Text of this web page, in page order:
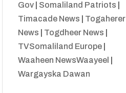
Gov| Somaliland Patriots
Timacade News
Togaherer
News
Togdheer News
TVSomaliland Europe|
Waaheen NewsWaayeel
Wargayska Dawan